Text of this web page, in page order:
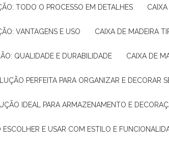
TODO O PROCESSO EM DETALHES
VANTAGENS E USO CAIXA DE MADEIRA
QUALIDADE E DURABILIDADE CAIXA DE
PERFEITA PARA ORGANIZAR E DECORAR
IDEAL PARA ARMAZENAMENTO E
ESCOLHER E USAR COM ESTILO E